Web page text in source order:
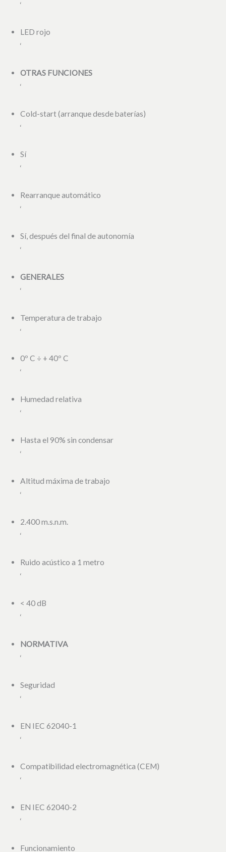
‘
LED rojo
‘
OTRAS FUNCIONES
‘
Cold-start (arranque desde baterías)
‘
Sí
‘
Rearranque automático
‘
Sí, después del final de autonomía
‘
GENERALES
‘
Temperatura de trabajo
‘
0º C ÷ + 40º C
‘
Humedad relativa
‘
Hasta el 90% sin condensar
‘
Altitud máxima de trabajo
‘
2.400 m.s.n.m.
‘
Ruido acústico a 1 metro
‘
< 40 dB
‘
NORMATIVA
‘
Seguridad
‘
EN IEC 62040-1
‘
Compatibilidad electromagnética (CEM)
‘
EN IEC 62040-2
‘
Funcionamiento